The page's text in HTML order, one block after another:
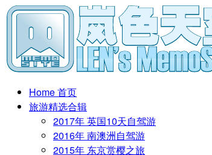
Home 首页
旅游精选合辑
2017年 英国10天自驾游
2016年 南澳洲自驾游
2015年 东京赏樱之旅